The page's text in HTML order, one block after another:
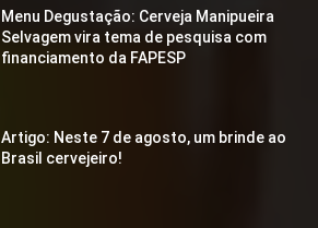
Menu Degustação: Cerveja Manipueira
Selvagem vira tema de pesquisa com
financiamento da FAPESP
Artigo: Neste 7 de agosto, um brinde ao
Brasil cervejeiro!